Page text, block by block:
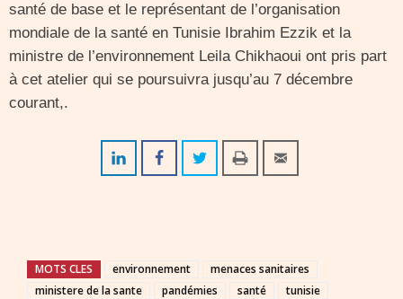
santé de base et le représentant de l’organisation
mondiale de la santé en Tunisie Ibrahim Ezzik et la
ministre de l’environnement Leila Chikhaoui ont pris part
à cet atelier qui se poursuivra jusqu’au 7 décembre
courant,.
MOTS CLES environnement
menaces sanitaires
ministere de la sante
pandémies santé
tunisie